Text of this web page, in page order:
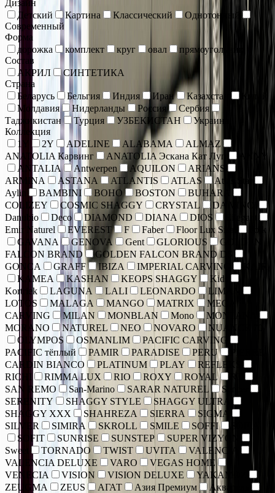
Дизайн
Детский
Картина Классический
Однотонный
Современный
Форма
дорожка
комплект круг овал
прямоугольник
Состав
АКРИЛ
СИНТЕТИКА
Страна
Беларусь
Бельгия Индия Иран Казахстан
Китай
Молдавия
Нидерланды Россия
Сербия
Таджикистан
Турция УЗБЕКИСТАН
Украина
Коллекция
1Y
2Y ADELINE ALABAMA
ALMAZ
ANATOLIA Карвинг
ANATOLIA Эскана Кат Луп
ANNY
ANTALIA
Antwerpen AQUILON
ARIANS
ARMINA
ASTANA ATLANTIS ATLAS
Atlas Star
Aylin
BAMBINI BOHO BOSTON
BUHARA
COLIZEY
COSMIC SHAGGY CRYSTAL
DA VINCI
Danubio
Deco DIAMOND DIANA DIOS
Eilegant
Emir Naturel
EVEREST F Faber Floor Lux Sisal
Folk
GAVANA
GENOVA Gent GLORIOUS
GOLDEN
FALCON BRAND
GOLDEN FALCON BRAND DS
GONCA
GRAFF IBIZA IMPERIAL CARVING
KAMEA
KASHAN KEOPS SHAGGY
Kids
Kortriek
LAGUNA LALI LEONARDO
LIMAN
LOTOS
MALAGA MANGO MATRIX
MEGA
CARVING
MILAN MONBLAN Mono
MONTANA
MORANO
NATUREL NEO NOVARO
NUANCE 70
OLYMPOS
OSMANLIM
PACIFIC CARVING
PACIFIC тёплый
PAMIR PARADISE PERU
CARDIN BIANCO
PLATINUM PLAY
REFLEKS
RICHI
RIMMA LUX RIO ROXY ROYAL
RT
SAN REMO
San-Marino SARAR NATUREL
Sencer
SERENITY
SHAGGY STYLE
SHAGGY ULTRA
SHAGGY XXX
SHAHREZA SIERRA
SIGMA
SILVER
SIMIRA SKROLL SMILE SOFFI
SOFIT
SUNRISE SUNSTEP
SUPER VIZYON
Sweet
TORNADO TWIST UVITA
VALENCIA
VALENCIA DELUXE
VARO
VEGAS HOME
VENECIA
VISION VISION DELUXE
YAKAMOZ
ZEUGMA
ZEUS АГАТ Азия Премиум
Акварель